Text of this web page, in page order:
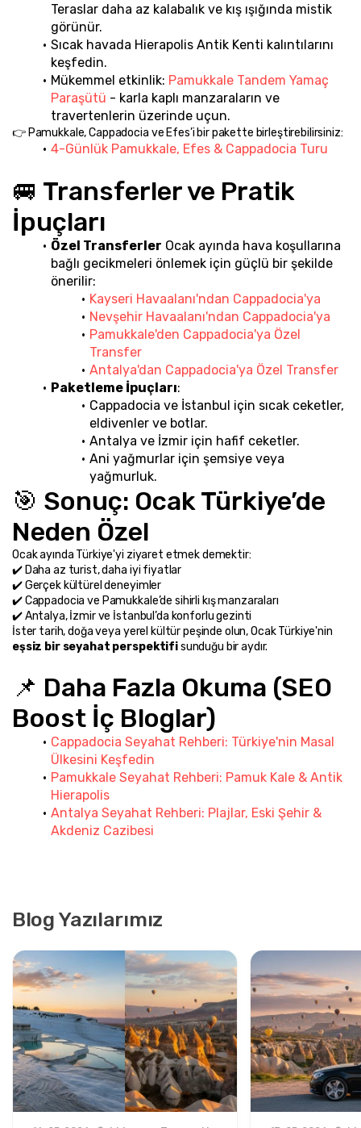
Teraslar daha az kalabalık ve kış ışığında mistik
görünür.
Sıcak havada Hierapolis Antik Kenti kalıntılarını
keşfedin.
Mükemmel etkinlik: Pamukkale Tandem Yamaç
Paraşütü - karla kaplı manzaraların ve
travertenlerin üzerinde uçun.
👉 Pamukkale, Cappadocia ve Efes’i bir pakette birleştirebilirsiniz:
4-Günlük Pamukkale, Efes & Cappadocia Turu
🚐 Transferler ve Pratik
İpuçları
Özel Transferler Ocak ayında hava koşullarına
bağlı gecikmeleri önlemek için güçlü bir şekilde
önerilir:
Kayseri Havaalanı'ndan Cappadocia'ya
Nevşehir Havaalanı'ndan Cappadocia'ya
Pamukkale'den Cappadocia'ya Özel
Transfer
Antalya'dan Cappadocia'ya Özel Transfer
Paketleme İpuçları:
Cappadocia ve İstanbul için sıcak ceketler,
eldivenler ve botlar.
Antalya ve İzmir için hafif ceketler.
Ani yağmurlar için şemsiye veya
yağmurluk.
🎯 Sonuç: Ocak Türkiye’de
Neden Özel
Ocak ayında Türkiye'yi ziyaret etmek demektir:
✔️ Daha az turist, daha iyi fiyatlar
✔️ Gerçek kültürel deneyimler
✔️ Cappadocia ve Pamukkale’de sihirli kış manzaraları
✔️ Antalya, İzmir ve İstanbul’da konforlu gezinti
eşsiz bir seyahat perspektifi sunduğu bir aydır.
📌 Daha Fazla Okuma (SEO
Boost İç Bloglar)
Cappadocia Seyahat Rehberi: Türkiye'nin Masal
Ülkesini Keşfedin
Pamukkale Seyahat Rehberi: Pamuk Kale & Antik
Hierapolis
Antalya Seyahat Rehberi: Plajlar, Eski Şehir &
Akdeniz Cazibesi
Blog Yazılarımız